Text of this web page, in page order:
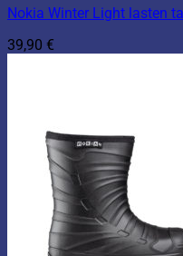
Nokia Winter Light lasten
39,90 €